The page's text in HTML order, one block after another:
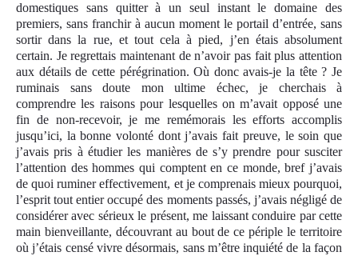
domestiques sans quitter à un seul instant le domaine des
premiers, sans franchir à aucun moment le portail d’entrée, sans
sortir dans la rue, et tout cela à pied, j’en étais absolument
certain. Je regrettais maintenant de n’avoir pas fait plus attention
aux détails de cette pérégrination. Où donc avais-je la tête ? Je
ruminais sans doute mon ultime échec, je cherchais à
comprendre les raisons pour lesquelles on m’avait opposé une
fin de non-recevoir, je me remémorais les efforts accomplis
jusqu’ici, la bonne volonté dont j’avais fait preuve, le soin que
j’avais pris à étudier les manières de s’y prendre pour susciter
l’attention des hommes qui comptent en ce monde, bref j’avais
de quoi ruminer effectivement, et je comprenais mieux pourquoi,
l’esprit tout entier occupé des moments passés, j’avais négligé de
considérer avec sérieux le présent, me laissant conduire par cette
main bienveillante, découvrant au bout de ce périple le territoire
où j’étais censé vivre désormais, sans m’être inquiété de la façon